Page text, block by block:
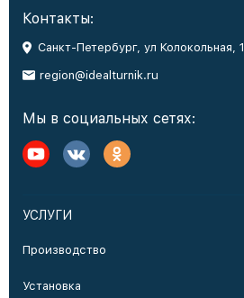
Контакты:
Санкт-Петербург, ул Колокольная, 1
region@idealturnik.ru
Мы в социальных сетях:
УСЛУГИ
Производство
Установка